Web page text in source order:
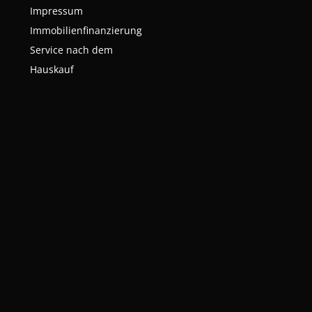
Impressum
Immobilienfinanzierung
Service nach dem
Hauskauf